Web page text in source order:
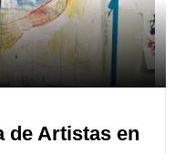
de Artistas en